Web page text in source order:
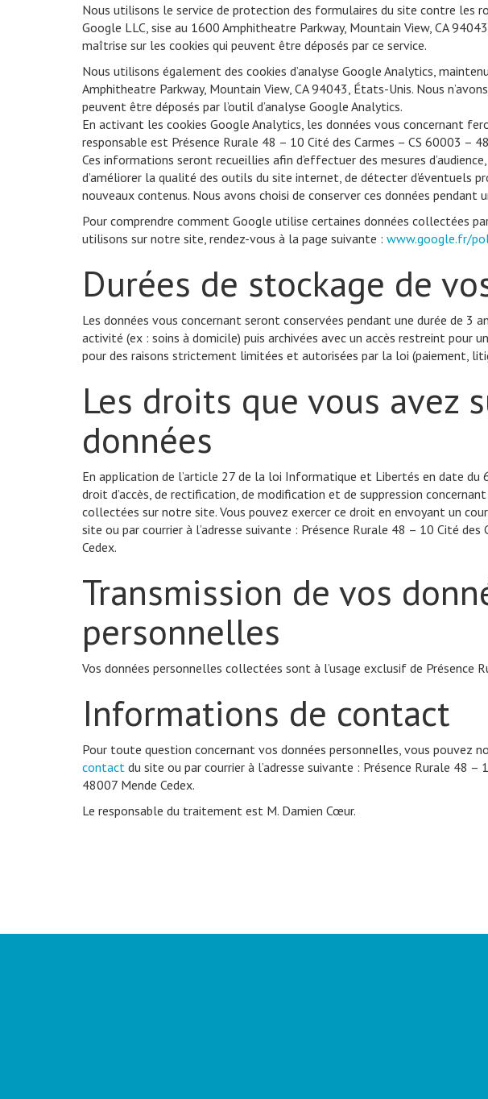
Nous utilisons le service de protection des formulaires du site contre les
Google LLC, sise au 1600 Amphitheatre Parkway, Mountain View, CA
maîtrise sur les cookies qui peuvent être déposés par ce service.
Nous utilisons également des cookies d’analyse Google Analytics,
Amphitheatre Parkway, Mountain View, CA 94043, États-Unis. Nous
peuvent être déposés par l’outil d’analyse Google Analytics.
En activant les cookies Google Analytics, les données vous concernant
responsable est Présence Rurale 48 – 10 Cité des Carmes – CS 60003 –
Ces informations seront recueillies afin d’effectuer des mesures
d’améliorer la qualité des outils du site internet, de détecter d’éventuels
nouveaux contenus. Nous avons choisi de conserver ces données pendant
Pour comprendre comment Google utilise certaines données collectées
utilisons sur notre site, rendez-vous à la page suivante : www.google.fr/
Durées de stockage de
Les données vous concernant seront conservées pendant une durée de 3
activité (ex : soins à domicile) puis archivées avec un accès restreint pour
pour des raisons strictement limitées et autorisées par la loi (paiement,
Les droits que vous avez
données
En application de l’article 27 de la loi Informatique et Libertés en date du
droit d’accès, de rectification, de modification et de suppression
collectées sur notre site. Vous pouvez exercer ce droit en envoyant un
site ou par courrier à l’adresse suivante : Présence Rurale 48 – 10 Cité
Cedex.
Transmission de vos
personnelles
Vos données personnelles collectées sont à l’usage exclusif de Présence
Informations de contact
Pour toute question concernant vos données personnelles, vous pouvez
contact du site ou par courrier à l’adresse suivante : Présence Rurale 48 –
48007 Mende Cedex.
Le responsable du traitement est M. Damien Cœur.